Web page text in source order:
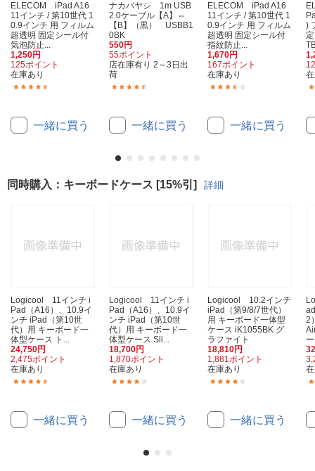
ELECOM iPad A16
11インチ / 第10世代 1
0.9インチ 用 フィルム
超透明 固定シール付
気泡防止...
1,250円
125ポイント
在庫あり
一緒に買う
ナカバヤシ 1m USB
2.0ケーブル【A】⇔
【B】（黒） USBB1
0BK
550円
55ポイント
店在庫有り 2～3日出
荷
一緒に買う
ELECOM iPad A16
11インチ / 第10世代 1
0.9インチ 用 フィルム
超透明 固定シール付
指紋防止...
1,670円
167ポイント
在庫あり
一緒に買う
)
同時購入：キーボードケース [15%引] 詳細
Logicool 11インチ i
Pad（A16）、10.9イ
ンチ iPad（第10世
代）用 キーボード一
体型ケース ト...
24,750円
2,475ポイント
在庫あり
一緒に買う
Logicool 11インチ i
Pad（A16）、10.9イ
ンチ iPad（第10世
代）用 キーボード一
体型ケース Sli...
18,700円
1,870ポイント
在庫あり
一緒に買う
Logicool 10.2インチ
iPad（第9/8/7世代）
用 キーボード一体型
ケース iK1055BK グ
ラファイト
18,810円
1,881ポイント
在庫あり
一緒に買う
2